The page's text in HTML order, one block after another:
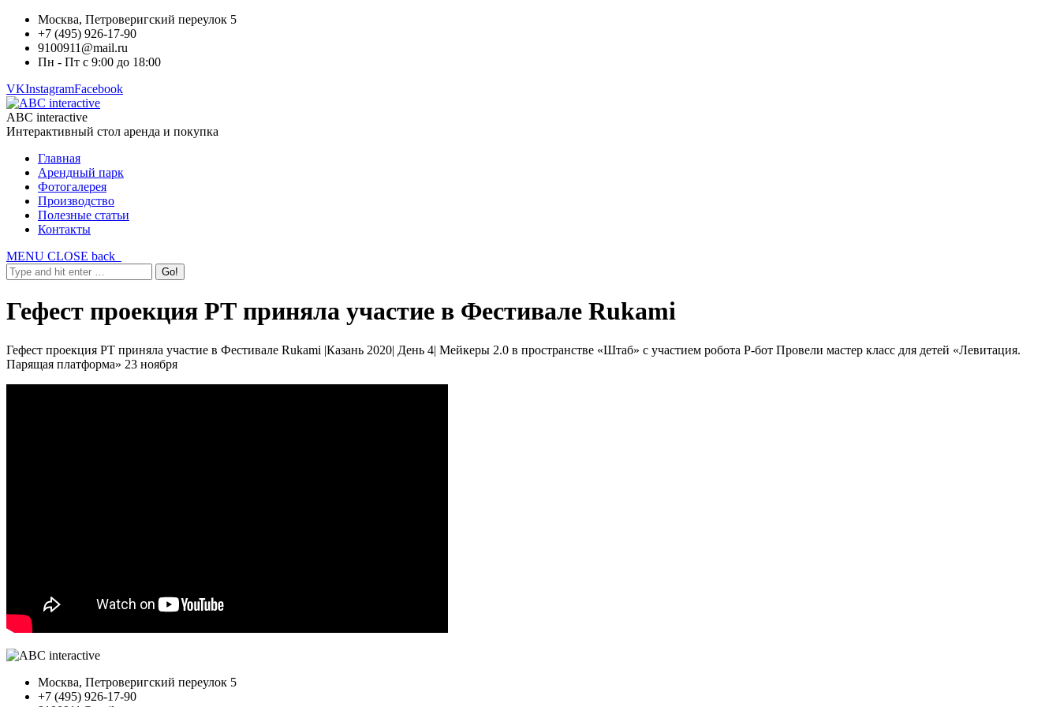
Москва, Петроверигский переулок 5
+7 (495) 926-17-90
9100911@mail.ru
Пн - Пт с 9:00 до 18:00
VKInstagramFacebook
ABC interactive
Интерактивный стол аренда и покупка
Главная
Арендный парк
Фотогалерея
Производство
Полезные статьи
Контакты
MENU CLOSE back
Гефест проекция РТ приняла участие в Фестивале Rukami
Гефест проекция РТ приняла участие в Фестивале Rukami |Казань 2020| День 4| Мейкеры 2.0 в пространстве «Штаб» с участием робота Р-бот Провели мастер класс для детей «Левитация.
Парящая платформа» 23 ноября
Москва, Петроверигский переулок 5
+7 (495) 926-17-90